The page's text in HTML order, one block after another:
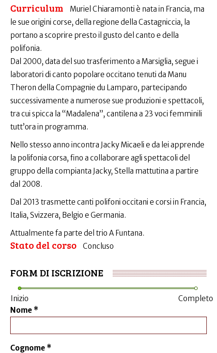
Curriculum
Muriel Chiaramonti è nata in Francia, ma
le sue origini corse, della regione della Castagniccia, la
portano a scoprire presto il gusto del canto e della
polifonia.
Dal 2000, data del suo trasferimento a Marsiglia, segue i
laboratori di canto popolare occitano tenuti da Manu
Theron della Compagnie du Lamparo, partecipando
successivamente a numerose sue produzioni e spettacoli,
tra cui spicca la “Madalena”, cantilena a 23 voci femminili
tutt’ora in programma.
Nello stesso anno incontra Jacky Micaeli e da lei apprende
la polifonia corsa, fino a collaborare agli spettacoli del
gruppo della compianta Jacky, Stella mattutina a partire
dal 2008.
Dal 2013 trasmette canti polifoni occitani e corsi in Francia,
Italia, Svizzera, Belgio e Germania.
Attualmente fa parte del trio A Funtana.
Stato del corso Concluso
FORM DI ISCRIZIONE
Inizio
Completo
Nome *
Cognome *